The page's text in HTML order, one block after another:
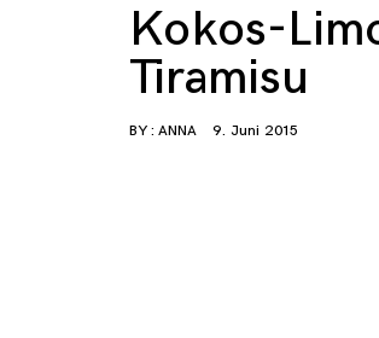
Kokos-
Tiramisu
BY : ANNA 9. Juni 2015